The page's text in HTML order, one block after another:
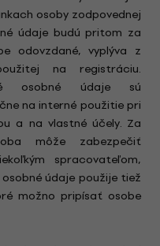
osoby zodpovednej
údaje budú pritom za
odovzdané, vyplýva z
na registráciu.
osobné údaje sú
na interné použitie pri
a na vlastné účely. Za
môže zabezpečiť
spracovateľom,
údaje použije tiež
možno pripísať osobe